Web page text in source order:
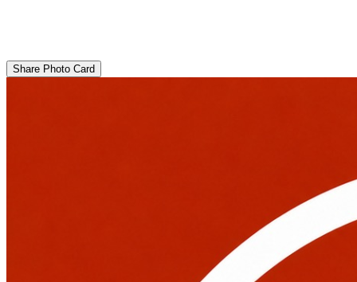
Share Photo Card